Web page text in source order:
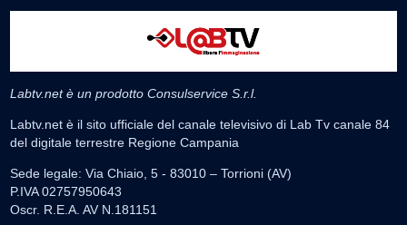
Labtv.net è un prodotto Consulservice S.r.l.
Labtv.net è il sito ufficiale del canale televisivo di Lab Tv canale 84
del digitale terrestre Regione Campania
Sede legale: Via Chiaio, 5 - 83010 – Torrioni (AV)
P.IVA 02757950643
Oscr. R.E.A. AV N.181151